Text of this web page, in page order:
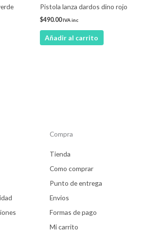
Pistola lanza dardos dino rojo
$490.00IVA inc
Añadir al carrito
Compra
Tienda
Como comprar
Punto de entrega
Envios
Formas de pago
Mi carrito